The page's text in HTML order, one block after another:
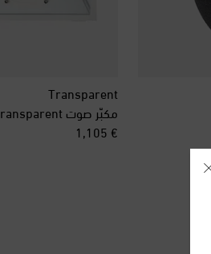
Transparent
مكبّر صوت Transparent
€ 1,105
original price